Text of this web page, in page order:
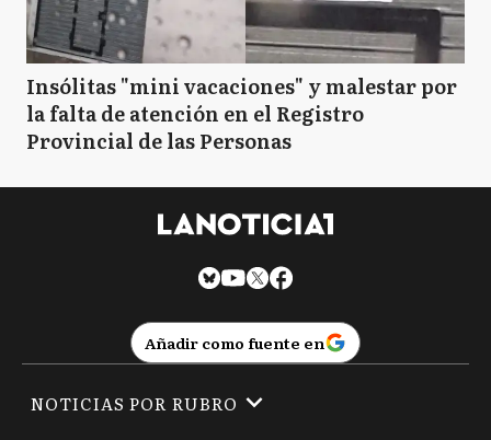
Insólitas "mini vacaciones" y malestar por
la falta de atención en el Registro
Provincial de las Personas
Añadir como fuente en
NOTICIAS POR RUBRO